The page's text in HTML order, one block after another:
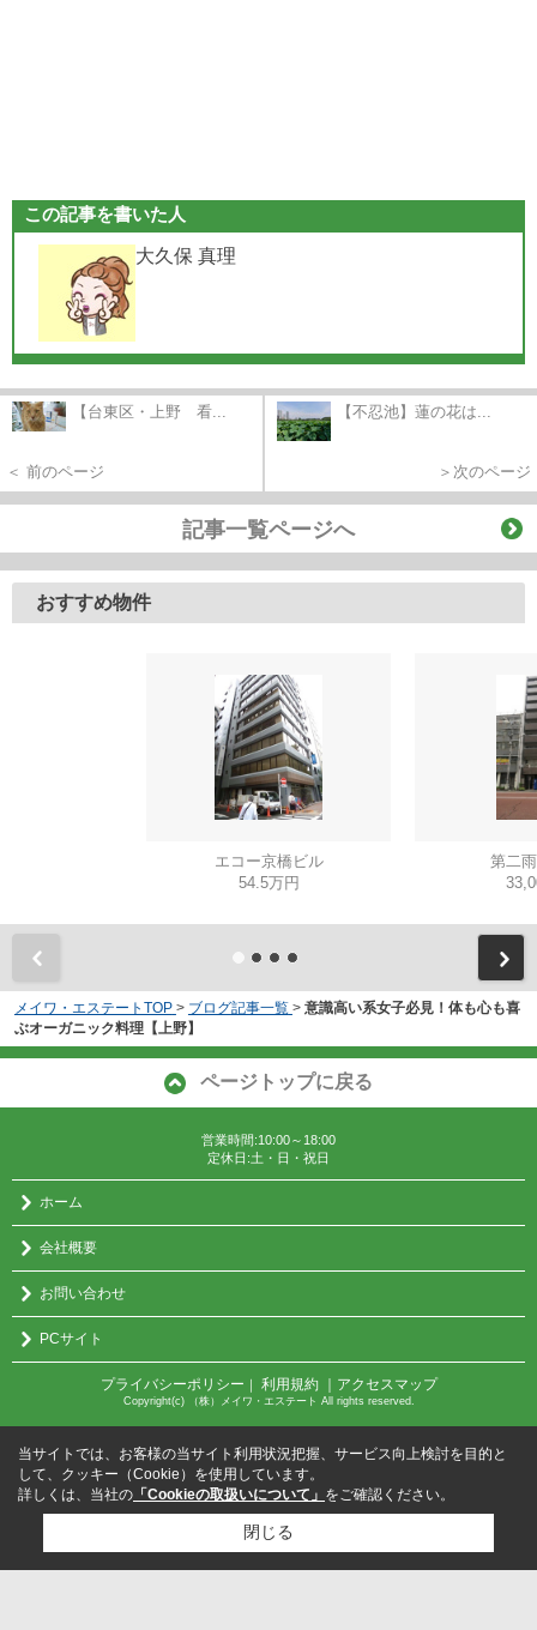
この記事を書いた人
大久保 真理
【台東区・上野 看...
＜ 前のページ
【不忍池】蓮の花は...
＞次のページ
記事一覧ページへ
おすすめ物件
エコー京橋ビル
54.5万円
第二
メイワ・エステートTOP > ブログ記事一覧 > 意識高い系女子必見！体も心も喜
ぶオーガニック料理【上野】
ページトップに戻る
営業時間:10:00～18:00
定休日:土・日・祝日
ホーム
会社概要
お問い合わせ
PCサイト
プライバシーポリシー ｜ 利用規約 ｜アクセスマップ
Copyright(c) （株）メイワ・エステート All rights reserved.
当サイトでは、お客様の当サイト利用状況把握、サービス向上検討を目的と
して、クッキー（Cookie）を使用しています。
詳しくは、当社の 「Cookieの取扱いについて」 をご確認ください。
閉じる